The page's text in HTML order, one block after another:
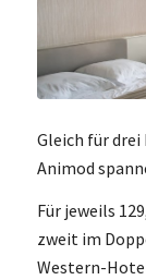
Gleich für
Animod
Für jeweils
zweit im
Western-